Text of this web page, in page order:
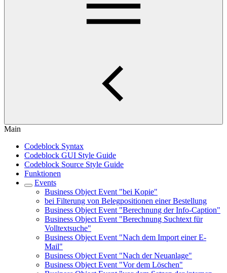
Main
Codeblock Syntax
Codeblock GUI Style Guide
Codeblock Source Style Guide
Funktionen
Events
Business Object Event "bei Kopie"
bei Filterung von Belegpositionen einer Bestellung
Business Object Event "Berechnung der Info-Caption"
Business Object Event "Berechnung Suchtext für
Volltextsuche"
Business Object Event "Nach dem Import einer E-
Mail"
Business Object Event "Nach der Neuanlage"
Business Object Event "Vor dem Löschen"